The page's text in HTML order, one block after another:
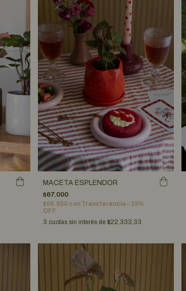
MACETA ESPLENDOR
$67.000
$56.950 con Transferencia – 15%
OFF
3 cuotas sin interés de $22.333,33